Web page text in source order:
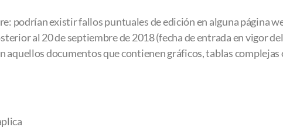
podrían existir fallos puntuales de edición en alguna página
al 20 de septiembre de 2018 (fecha de entrada en vigor
documentos que contienen gráficos, tablas complejas